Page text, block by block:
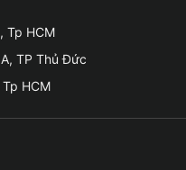
được chắc chắn, nứt,
nhà sản xuất.
Tp HCM
TP Thủ Đức
HCM